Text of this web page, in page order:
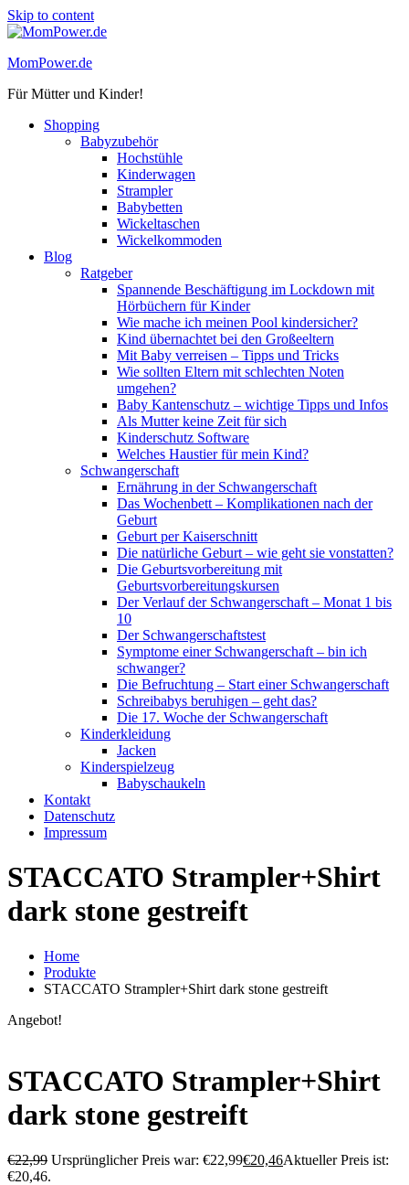
Skip to content
MomPower.de
Für Mütter und Kinder!
Shopping
Babyzubehör
Hochstühle
Kinderwagen
Strampler
Babybetten
Wickeltaschen
Wickelkommoden
Blog
Ratgeber
Spannende Beschäftigung im Lockdown mit
Hörbüchern für Kinder
Wie mache ich meinen Pool kindersicher?
Kind übernachtet bei den Großeeltern
Mit Baby verreisen – Tipps und Tricks
Wie sollten Eltern mit schlechten Noten
umgehen?
Baby Kantenschutz – wichtige Tipps und Infos
Als Mutter keine Zeit für sich
Kinderschutz Software
Welches Haustier für mein Kind?
Schwangerschaft
Ernährung in der Schwangerschaft
Das Wochenbett – Komplikationen nach der
Geburt
Geburt per Kaiserschnitt
Die natürliche Geburt – wie geht sie vonstatten?
Die Geburtsvorbereitung mit
Geburtsvorbereitungskursen
Der Verlauf der Schwangerschaft – Monat 1 bis
10
Der Schwangerschaftstest
Symptome einer Schwangerschaft – bin ich
schwanger?
Die Befruchtung – Start einer Schwangerschaft
Schreibabys beruhigen – geht das?
Die 17. Woche der Schwangerschaft
Kinderkleidung
Jacken
Kinderspielzeug
Babyschaukeln
Kontakt
Datenschutz
Impressum
STACCATO Strampler+Shirt
dark stone gestreift
Home
Produkte
STACCATO Strampler+Shirt dark stone gestreift
Angebot!
STACCATO Strampler+Shirt
dark stone gestreift
€22,99 Ursprünglicher Preis war: €22,99€20,46Aktueller Preis ist:
€20,46.